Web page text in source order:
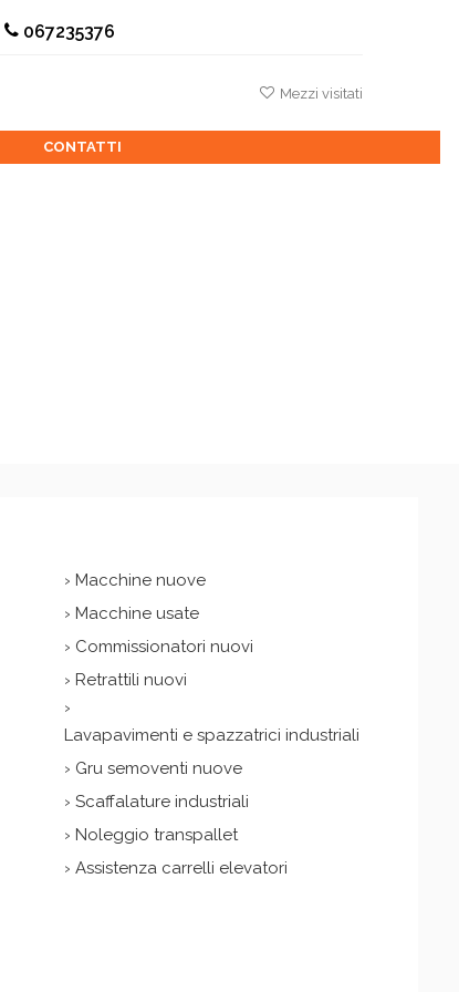
067235376
Mezzi visitati
CONTATTI
› Macchine nuove
› Macchine usate
› Commissionatori nuovi
› Retrattili nuovi
›
Lavapavimenti e spazzatrici industriali
› Gru semoventi nuove
› Scaffalature industriali
› Noleggio transpallet
› Assistenza carrelli elevatori